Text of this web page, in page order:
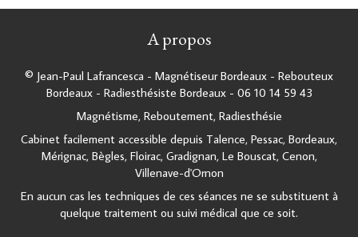
A propos
© Jean-Paul Lafrancesca - Magnétiseur Bordeaux - Rebouteux
Bordeaux - Radiesthésiste Bordeaux - 06 10 14 59 43
Magnétisme, Reboutement, Radiesthésie
Cabinet facilement accessible depuis Talence, Pessac, Bordeaux,
Mérignac, Bègles, Floirac, Gradignan, Le Bouscat, Cenon,
Villenave-d'Ornon
En aucun cas les techniques de ces séances ne se substituent à
quelque traitement ou suivi médical que ce soit.